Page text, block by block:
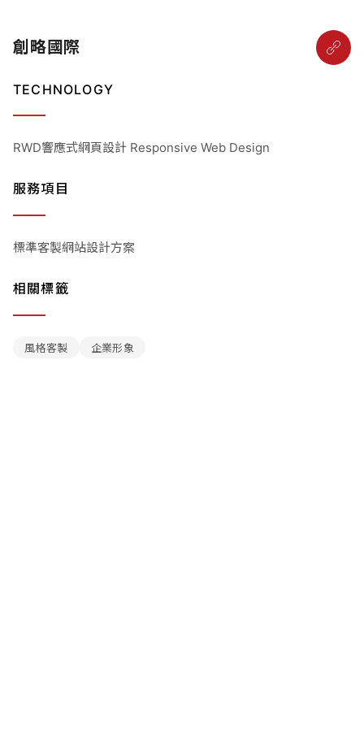
創略國際
TECHNOLOGY
RWD響應式網頁設計 Responsive Web Design
服務項目
標準客製網站設計方案
相關標籤
風格客製 企業形象